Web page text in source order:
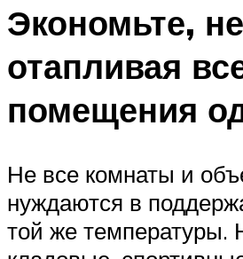
Экономьте, не
отапливая
помещения
Не все комнаты и
нуждаются в
той же температуры.